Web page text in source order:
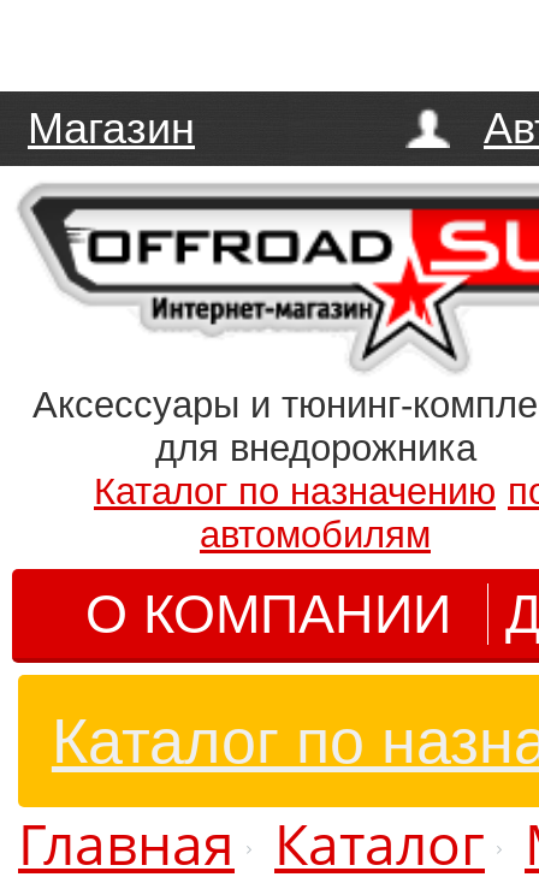
Магазин
Аксессуары и тюнинг-
для внедорожника
Каталог по назначению
автомобилям
О КОМПАНИИ
Каталог по
Главная Каталог